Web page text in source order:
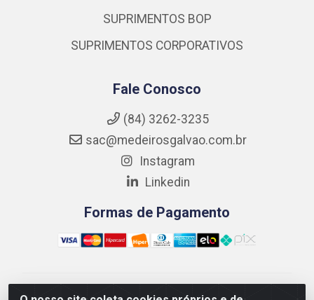
SUPRIMENTOS BOP
SUPRIMENTOS CORPORATIVOS
Fale Conosco
(84) 3262-3235
sac@medeirosgalvao.com.br
Instagram
Linkedin
Formas de Pagamento
Medeiros Galvão Soluções LTDA - Avenida Antônio